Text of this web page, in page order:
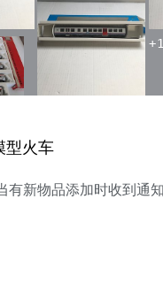
型火车
有新物品添加时收到通知
+